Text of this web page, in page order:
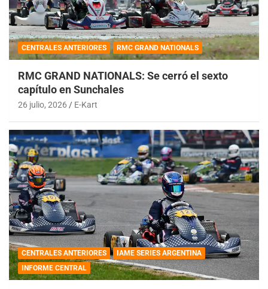
CENTRALES ANTERIORES RMC GRAND NATIONALS
RMC GRAND NATIONALS: Se cerró el sexto
capítulo en Sunchales
26 julio, 2026 E-Kart
CENTRALES ANTERIORES
IAME SERIES ARGENTINA
INFORME CENTRAL